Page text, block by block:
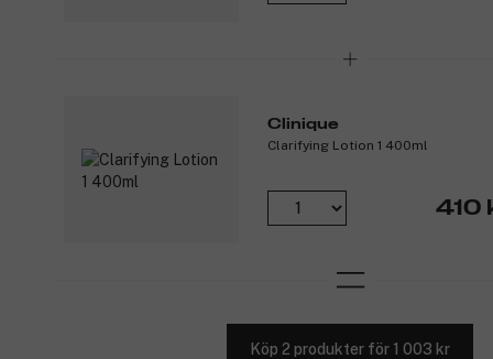
Clinique
Clarifying Lotion 1 400ml
410
Köp 2 produkter för 1 003 kr